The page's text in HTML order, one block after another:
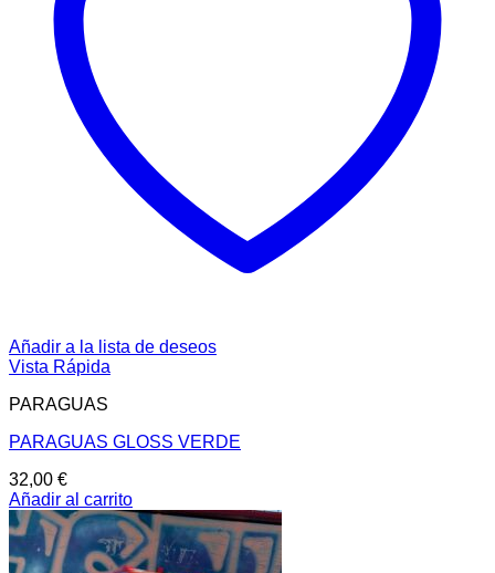
Añadir a la lista de deseos
Vista Rápida
PARAGUAS
PARAGUAS GLOSS VERDE
32,00 €
Añadir al carrito